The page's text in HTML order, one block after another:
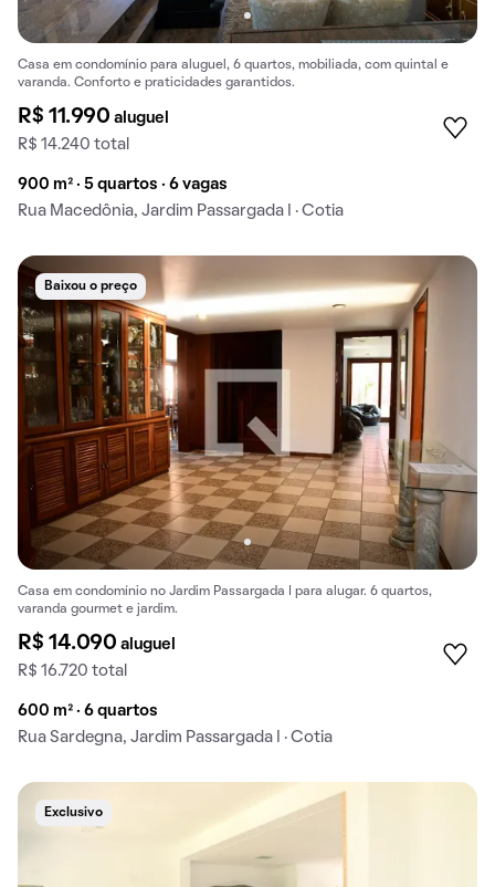
Casa em condomínio para aluguel, 6 quartos, mobiliada, com quintal e
varanda. Conforto e praticidades garantidos.
R$ 11.990aluguel
R$ 14.240 total
900 m² · 5 quartos · 6 vagas
Rua Macedônia, Jardim Passargada I · Cotia
Baixou o preço
Casa em condomínio no Jardim Passargada I para alugar. 6 quartos,
varanda gourmet e jardim.
R$ 14.090aluguel
R$ 16.720 total
600 m² · 6 quartos
Rua Sardegna, Jardim Passargada I · Cotia
Exclusivo